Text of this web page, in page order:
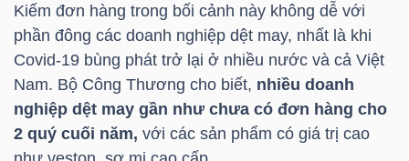
Kiếm đơn hàng trong bối cảnh này không dễ với
phần đông các doanh nghiệp dệt may, nhất là khi
Covid-19 bùng phát trở lại ở nhiều nước và cả Việt
Nam. Bộ Công Thương cho biết, nhiều doanh
nghiệp dệt may gần như chưa có đơn hàng cho
2 quý cuối năm, với các sản phẩm có giá trị cao
XUẤT
Ngành
(-)